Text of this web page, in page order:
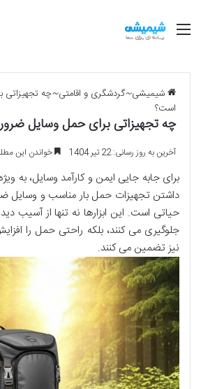
منو
شیمیشی~گردشگری و اقامتی~چه
است؟
چه تجهیزاتی برای حمل وسایل
آخرین به روز رسانی: 22 تیر 1404 خواندن این مطلب 12 دقیقه
برای جابه جایی ایمن و کارآمد وسایل، به
داشتن تجهیزات حمل بارمناسب و وسایل
حیاتی است. این ابزارها نه تنها از آسیب
جلوگیری می کنند، بلکه راحتی حمل را
نیز تضمین می کنند.